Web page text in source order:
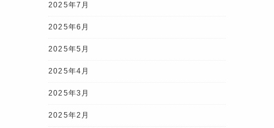
2025年7月
2025年6月
2025年5月
2025年4月
2025年3月
2025年2月